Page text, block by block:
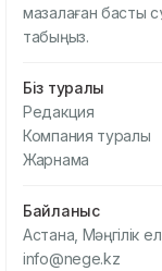
мазалаған басты
табыңыз.
Біз туралы
Редакция
Компания туралы
Жарнама
Байланыс
Астана, Мәңгілік
info@nege.kz